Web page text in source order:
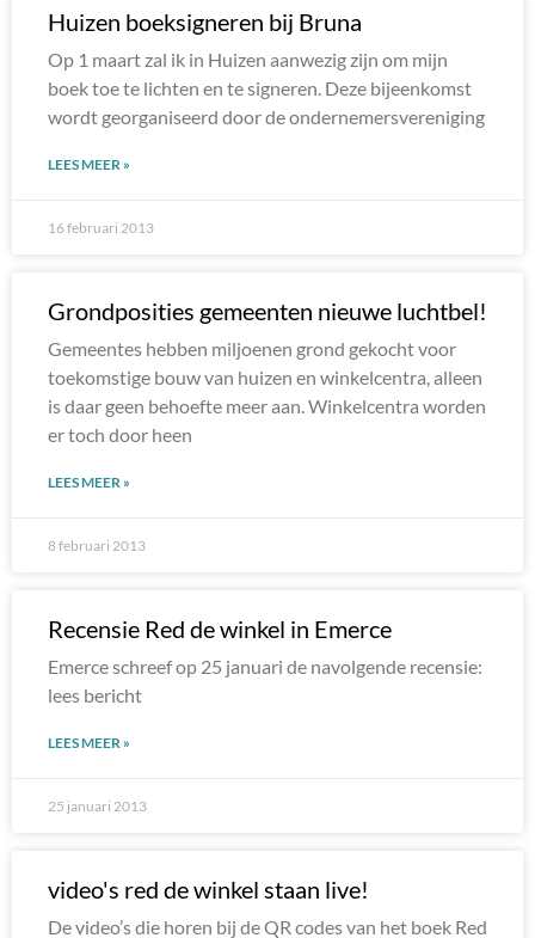
Huizen boeksigneren bij Bruna
Op 1 maart zal ik in Huizen aanwezig zijn om mijn
boek toe te lichten en te signeren. Deze bijeenkomst
wordt georganiseerd door de ondernemersvereniging
LEES MEER »
16 februari 2013
Grondposities gemeenten nieuwe luchtbel!
Gemeentes hebben miljoenen grond gekocht voor
toekomstige bouw van huizen en winkelcentra, alleen
is daar geen behoefte meer aan. Winkelcentra worden
er toch door heen
LEES MEER »
8 februari 2013
Recensie Red de winkel in Emerce
Emerce schreef op 25 januari de navolgende recensie:
lees bericht
LEES MEER »
25 januari 2013
video's red de winkel staan live!
De video’s die horen bij de QR codes van het boek Red